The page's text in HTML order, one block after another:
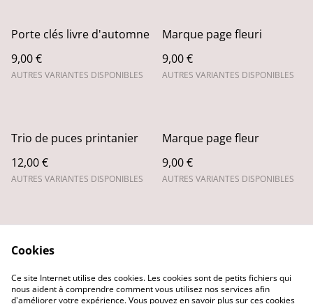
Porte clés livre d'automne
9,00 €
AUTRES VARIANTES DISPONIBLES
Marque page fleuri
9,00 €
AUTRES VARIANTES DISPONIBLES
Trio de puces printanier
12,00 €
AUTRES VARIANTES DISPONIBLES
Marque page fleur
9,00 €
AUTRES VARIANTES DISPONIBLES
Contactez-nous
Conditions
Cookies
Ce site Internet utilise des cookies. Les cookies sont de petits fichiers qui
nous aident à comprendre comment vous utilisez nos services afin
d'améliorer votre expérience. Vous pouvez en savoir plus sur ces cookies